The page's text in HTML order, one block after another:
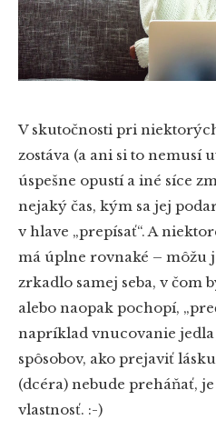
V skutočnosti pri
zostáva (a ani si to nemusí
úspešne opustí a iné síce
nejaký čas, kým sa jej
v hlave „prepísať“. A
má úplne rovnaké – môžu
zrkadlo samej seba, v čom
alebo naopak pochopí,
napríklad vnucovanie
spôsobov, ako prejaviť
(dcéra) nebude preháňať,
vlastnosť. :-)